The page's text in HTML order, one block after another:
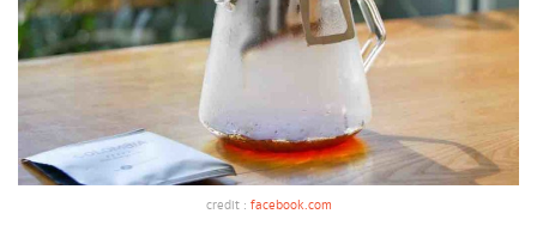
credit : facebook.com